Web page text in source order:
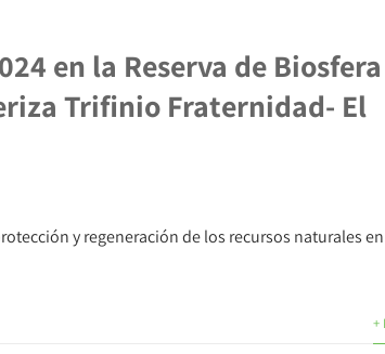
en la Reserva de Biosfera
Trifinio Fraternidad- El
y regeneración de los recursos naturales
+